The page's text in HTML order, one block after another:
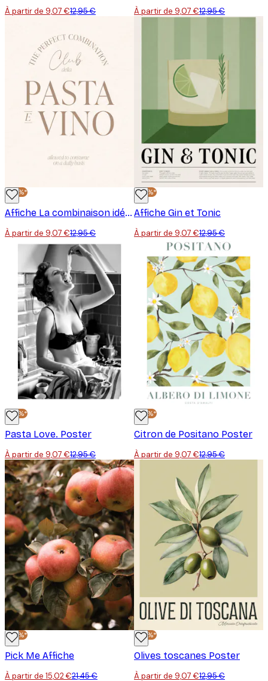
À partir de 9,07 €12,95 € À partir de 9,07 €12,95 €
-30%*
Affiche La combinaison idéale
À partir de 9,07 €12,95 €
-30%*
Affiche Gin et Tonic
À partir de 9,07 €12,95 €
-30%*
Pasta Love. Poster
À partir de 9,07 €12,95 €
-30%*
Citron de Positano Poster
À partir de 9,07 €12,95 €
-30%*
Pick Me Affiche
À partir de 15,02 €21,45 €
-30%*
Olives toscanes Poster
À partir de 9,07 €12,95 €